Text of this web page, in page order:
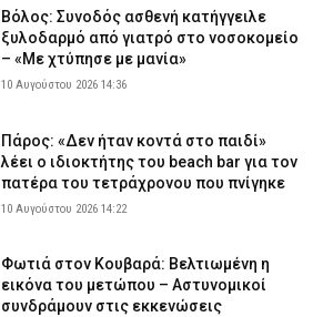
08:14
Βόλος: Συνοδός ασθενή κατήγγειλε
ξυλοδαρμό από γιατρό στο νοσοκομείο
– «Με χτύπησε με μανία»
10 Αυγούστου 2026 14:36
Πάρος: «Δεν ήταν κοντά στο παιδί»
λέει ο ιδιοκτήτης του beach bar για τον
πατέρα του τετράχρονου που πνίγηκε
10 Αυγούστου 2026 14:22
Φωτιά στον Κουβαρά: Βελτιωμένη η
εικόνα του μετώπου – Αστυνομικοί
συνδράμουν στις εκκενώσεις